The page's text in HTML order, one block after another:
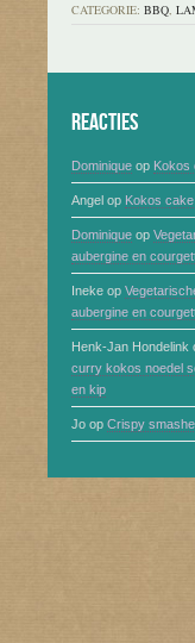
CATEGORIE: BBQ,
Reacties
Dominique op Kokos
Angel op Kokos cake
Dominique op
aubergine en
Ineke op
aubergine en
Henk-Jan Hondelink
curry kokos noedel
en kip
Jo op Crispy